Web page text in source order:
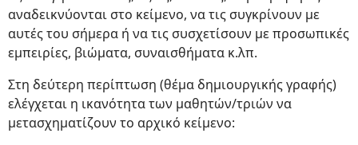
αναδεικνύονται στο κείμενο, να τις συγκρίνουν με
αυτές του σήμερα ή να τις συσχετίσουν με προσωπικές
εμπειρίες, βιώματα, συναισθήματα κ.λπ.
Στη δεύτερη περίπτωση (θέμα δημιουργικής γραφής)
ελέγχεται η ικανότητα των μαθητών/τριών να
μετασχηματίζουν το αρχικό κείμενο: